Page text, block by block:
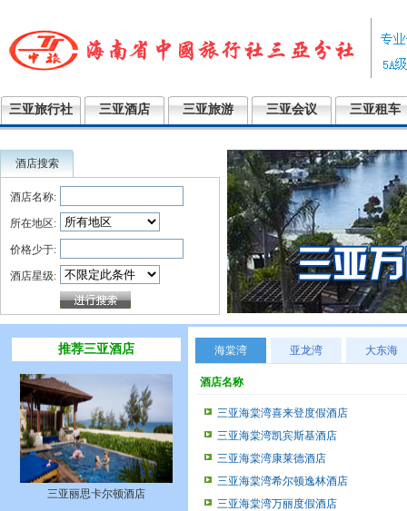
三亚旅行社 三亚酒店 三亚旅游 三亚会议 三亚租车
酒店搜索
酒店名称:
所在地区:
价格少于:
酒店星级:
推荐三亚酒店
三亚丽思卡尔顿酒店
海棠湾 亚龙湾 大东海
酒店名称
三亚海棠湾喜来登度假酒店
三亚海棠湾凯宾斯基酒店
三亚海棠湾康莱德酒店
三亚海棠湾希尔顿逸林酒店
三亚海棠湾万丽度假酒店